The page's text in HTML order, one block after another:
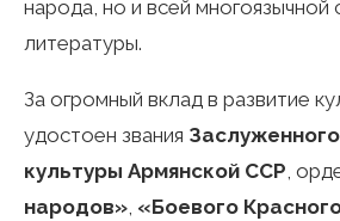
народа, но и всей многоязычной
литературы.
За огромный вклад в развитие
удостоен звания
культуры Армянской ССР,
народов», «Боевого